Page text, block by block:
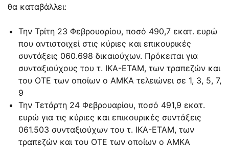
θα καταβάλλει:
Την Τρίτη 23 Φεβρουαρίου, ποσό 490,7 εκατ. ευρώ
που αντιστοιχεί στις κύριες και επικουρικές
συντάξεις 060.698 δικαιούχων. Πρόκειται για
συνταξιούχους του τ. ΙΚΑ-ΕΤΑΜ, των τραπεζών και
του ΟΤΕ των οποίων ο ΑΜΚΑ τελειώνει σε 1, 3, 5, 7,
9
Την Τετάρτη 24 Φεβρουαρίου, ποσό 491,9 εκατ.
ευρώ για τις κύριες και επικουρικές συντάξεις
061.503 συνταξιούχων του τ. ΙΚΑ-ΕΤΑΜ, των
τραπεζών και του ΟΤΕ των οποίων ο ΑΜΚΑ